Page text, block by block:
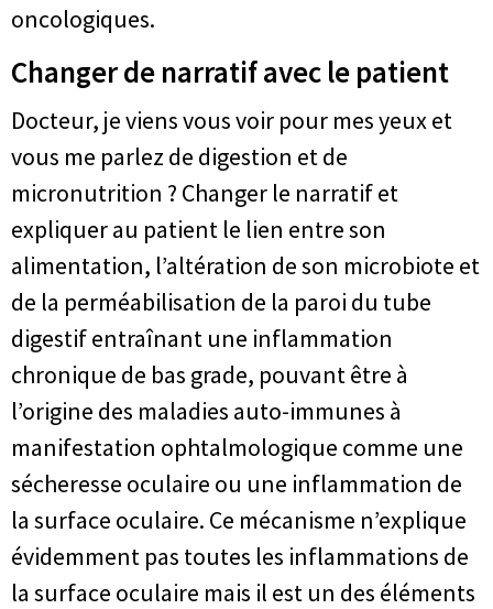
oncologiques.
Changer de narratif avec le patient
Docteur, je viens vous voir pour mes yeux et
vous me parlez de digestion et de
micronutrition ? Changer le narratif et
expliquer au patient le lien entre son
alimentation, l’altération de son microbiote et
de la perméabilisation de la paroi du tube
digestif entraînant une inflammation
chronique de bas grade, pouvant être à
l’origine des maladies auto-immunes à
manifestation ophtalmologique comme une
sécheresse oculaire ou une inflammation de
la surface oculaire. Ce mécanisme n’explique
évidemment pas toutes les inflammations de
la surface oculaire mais il est un des éléments